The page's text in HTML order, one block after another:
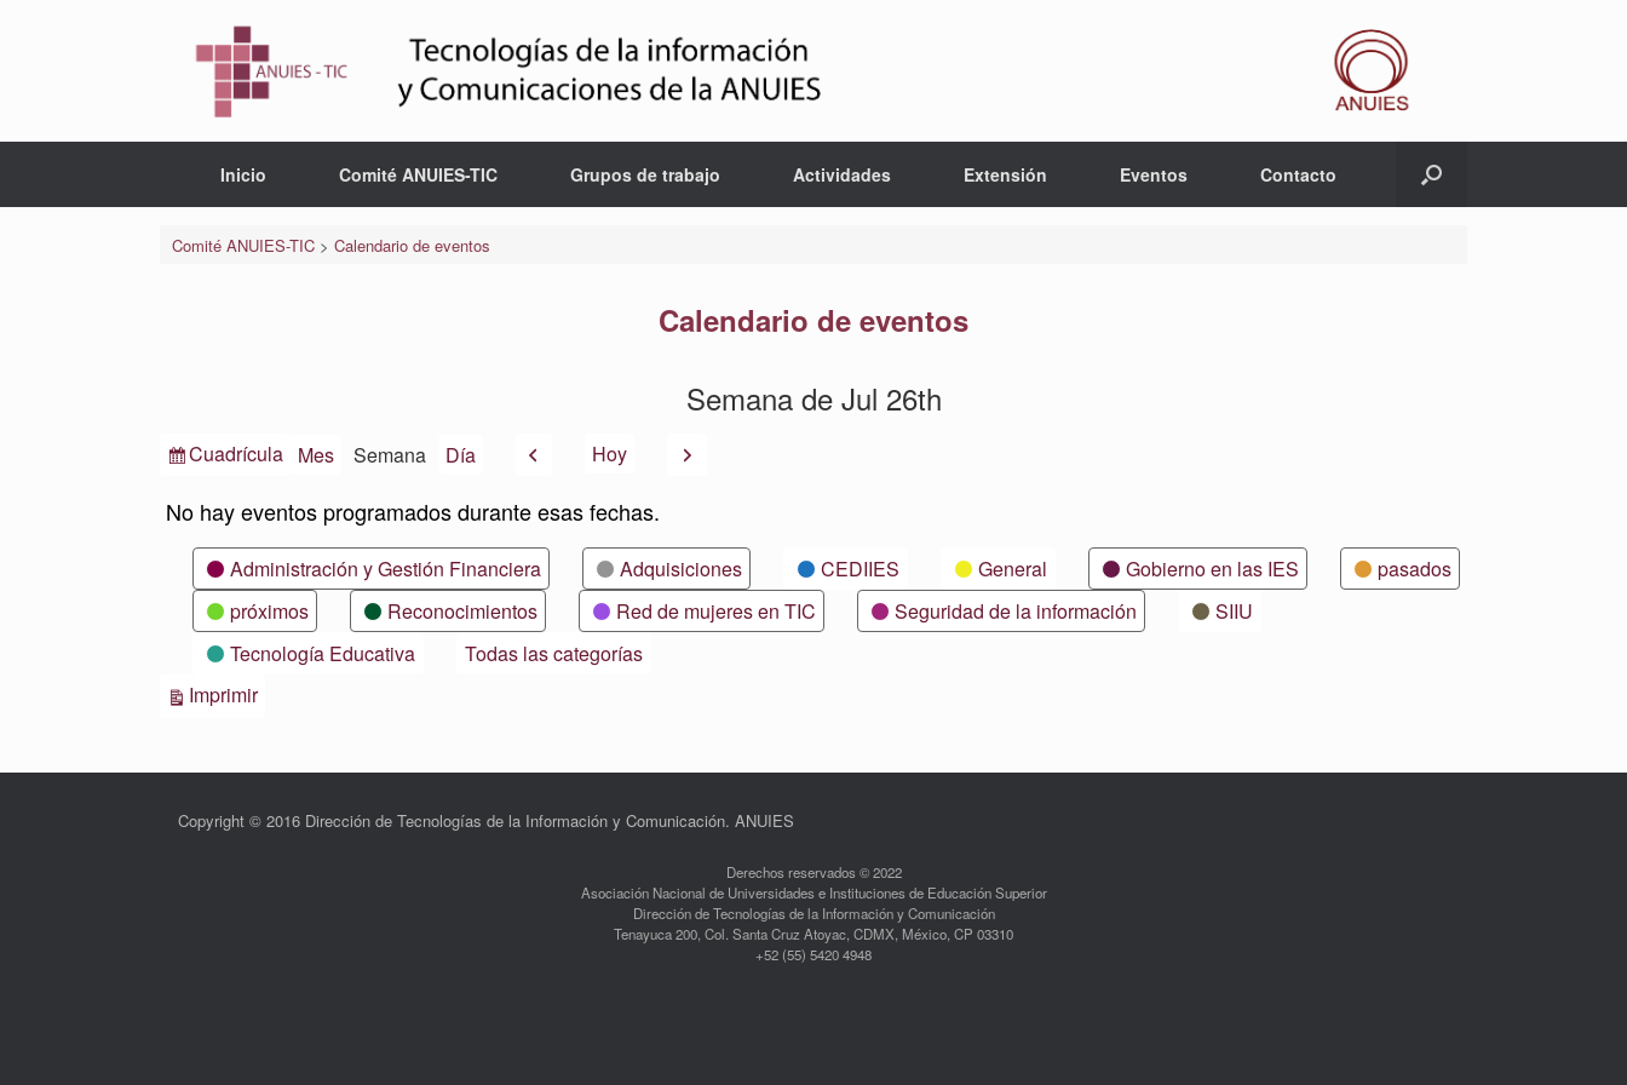
Inicio Comité ANUIES-TIC Grupos de trabajo Actividades Extensión Eventos Contacto
Comité ANUIES-TIC> Calendario de eventos
Calendario de eventos
Semana de Jul 26th
Ver
Cuadrícula Mes Semana Día AnteriorHoy Siguiente
No hay eventos programados durante esas fechas.
CategoríasAdministración y Gestión Financiera Adquisiciones CEDIIES General Gobierno en las IES
pasados
próximos
Reconocimientos Red de mujeres en TIC Seguridad de la información
SIIU
Tecnología Educativa
Todas las categorías
ImprimirVistas
Copyright © 2016 Dirección de Tecnologías de la Información y Comunicación. ANUIES
Derechos reservados © 2022
Asociación Nacional de Universidades e Instituciones de Educación Superior
Dirección de Tecnologías de la Información y Comunicación
Tenayuca 200, Col. Santa Cruz Atoyac, CDMX, México, CP 03310
+52 (55) 5420 4948